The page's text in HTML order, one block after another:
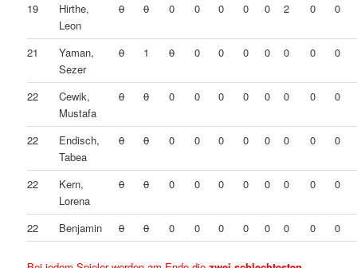
19
Hirthe,
Leon
0 0 0 0 0 0 0 2 0 0
21
Yaman,
Sezer
0 1 0 0 0 0 0 0 0 0
22
Cewik,
Mustafa
0 0 0 0 0 0 0 0 0 0
22
Endisch,
Tabea
0 0 0 0 0 0 0 0 0 0
22
Kern,
Lorena
0 0 0 0 0 0 0 0 0 0
22 Benjamin 0 0 0 0 0 0 0 0 0 0